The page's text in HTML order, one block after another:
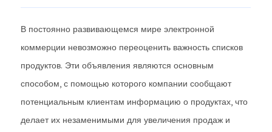
В постоянно развивающемся мире электронной
коммерции невозможно переоценить важность списков
продуктов. Эти объявления являются основным
способом, с помощью которого компании сообщают
потенциальным клиентам информацию о продуктах, что
делает их незаменимыми для увеличения продаж и